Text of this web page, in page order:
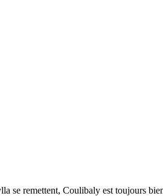
se remettent, Coulibaly est toujours